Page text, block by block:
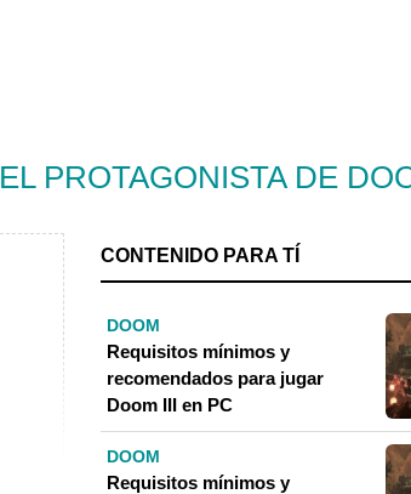
PROTAGONISTA DE
CONTENIDO PARA TÍ
DOOM
Requisitos mínimos y
recomendados para jugar
Doom III en PC
DOOM
Requisitos mínimos y